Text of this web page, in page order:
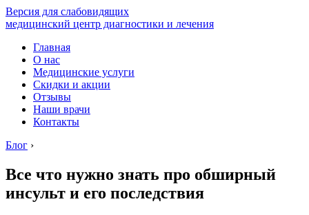
Версия для слабовидящих
медицинский центр диагностики и лечения
Главная
О нас
Медицинские услуги
Скидки и акции
Отзывы
Наши врачи
Контакты
Блог ›
Все что нужно знать про обширный
инсульт и его последствия